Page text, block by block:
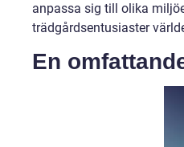
anpassa sig till olika
trädgårdsentusiaster
En